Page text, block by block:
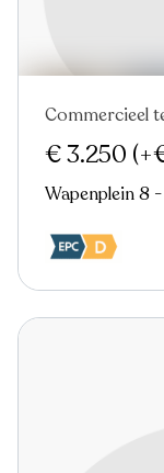
Nieuw
Commercieel
€ 3.250
Wapenplein 8